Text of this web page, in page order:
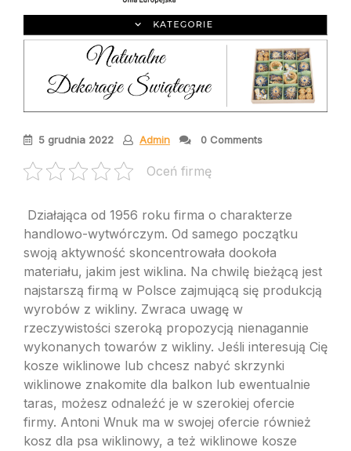
5 grudnia 2022 Admin 0 Comments
Oceń firmę
Działająca od 1956 roku firma o charakterze
handlowo-wytwórczym. Od samego początku
swoją aktywność skoncentrowała dookoła
materiału, jakim jest wiklina. Na chwilę bieżącą jest
najstarszą firmą w Polsce zajmującą się produkcją
wyrobów z wikliny. Zwraca uwagę w
rzeczywistości szeroką propozycją nienagannie
wykonanych towarów z wikliny. Jeśli interesują Cię
kosze wiklinowe lub chcesz nabyć skrzynki
wiklinowe znakomite dla balkon lub ewentualnie
taras, możesz odnaleźć je w szerokiej ofercie
firmy. Antoni Wnuk ma w swojej ofercie również
kosz dla psa wiklinowy, a też wiklinowe kosze